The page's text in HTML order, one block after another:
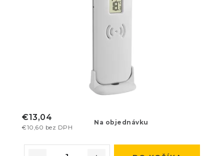
Na objednávku
€10,60 bez DPH
€13,04